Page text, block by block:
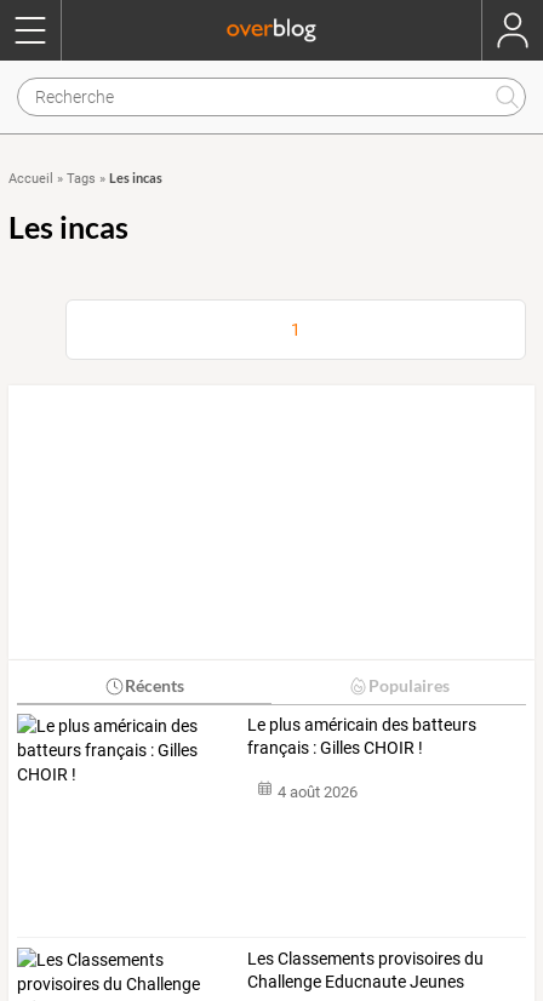
Accueil » Tags » Les incas
Les incas
1
Récents Populaires
Le plus américain des batteurs
français : Gilles CHOIR !
4 août 2026
LesClassements provisoiresdu
Challenge EducnauteJeunes